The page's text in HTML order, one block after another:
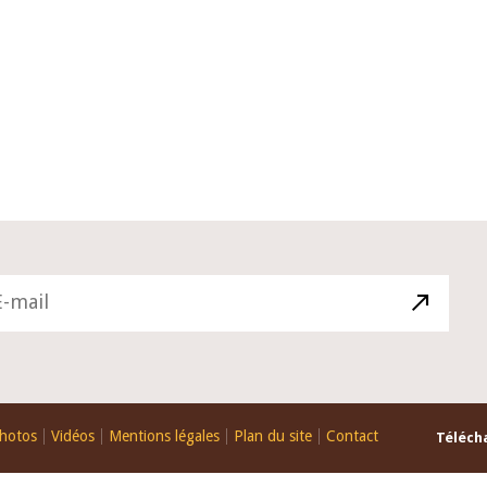
juin 2026, prononcée par son
Vidéos Mentions légales Plan du site Contact